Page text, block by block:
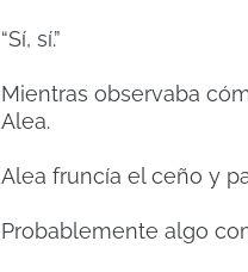
“Sí, sí.”
Mientras observaba
Alea.
Alea fruncía el ceño y
Probablemente algo